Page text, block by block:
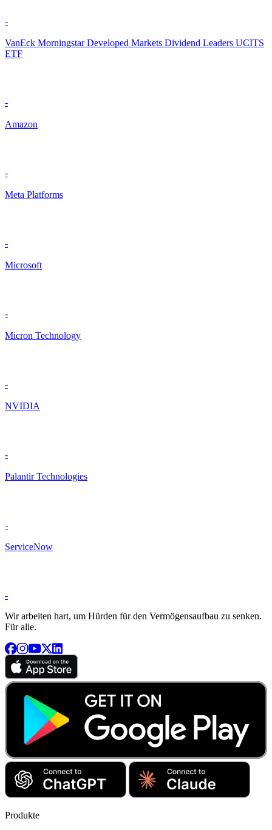
-
VanEck Morningstar Developed Markets Dividend Leaders UCITS
ETF
-
Amazon
-
Meta Platforms
-
Microsoft
-
Micron Technology
-
NVIDIA
-
Palantir Technologies
-
ServiceNow
-
Wir arbeiten hart, um Hürden für den Vermögensaufbau zu senken.
Für alle.
Produkte